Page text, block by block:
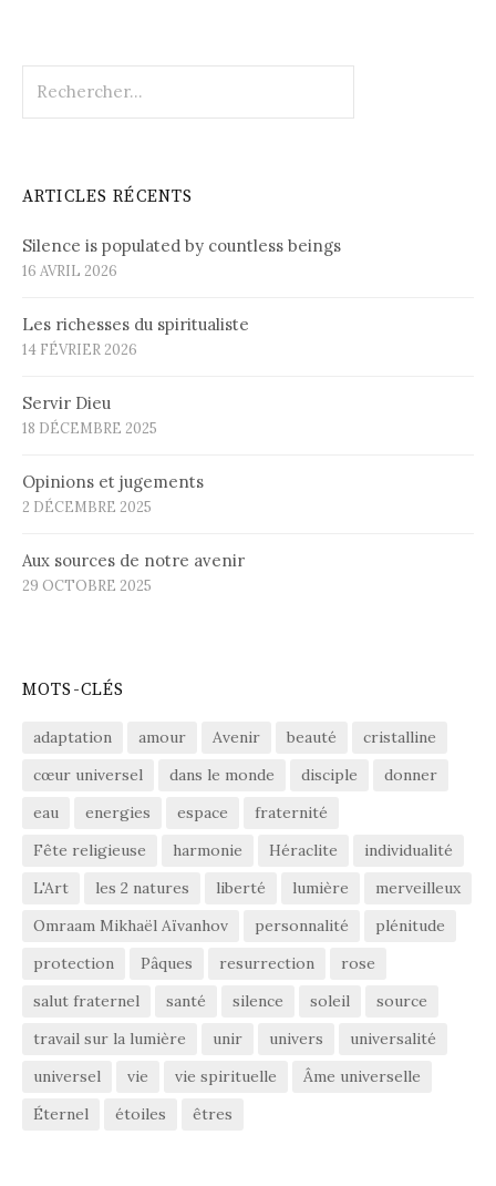
ARTICLES RÉCENTS
Silence is populated by countless beings
16 AVRIL 2026
Les richesses du spiritualiste
14 FÉVRIER 2026
Servir Dieu
18 DÉCEMBRE 2025
Opinions et jugements
2 DÉCEMBRE 2025
Aux sources de notre avenir
29 OCTOBRE 2025
MOTS-CLÉS
adaptation amour Avenir beauté
cristalline
cœur universel
dans le monde disciple
donner
eau
energies espace
fraternité
Fête religieuse
harmonie Héraclite
individualité
L'Art
les 2 natures liberté lumière
merveilleux
Omraam Mikhaël Aïvanhov
personnalité
plénitude
protection
Pâques resurrection
rose
salut fraternel
santé silence soleil
source
travail sur la lumière
unir univers
universalité
universel
vie vie spirituelle
Âme universelle
Éternel
étoiles êtres